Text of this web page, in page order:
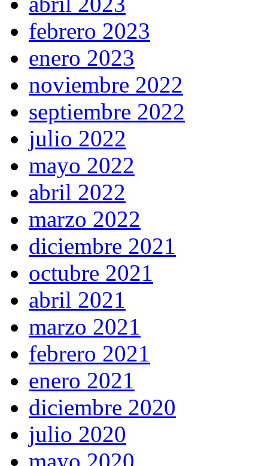
febrero 2023
enero 2023
noviembre 2022
septiembre 2022
julio 2022
mayo 2022
abril 2022
marzo 2022
diciembre 2021
octubre 2021
abril 2021
marzo 2021
febrero 2021
enero 2021
diciembre 2020
julio 2020